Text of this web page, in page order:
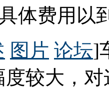
体费用以
图片 论坛]
度较大，